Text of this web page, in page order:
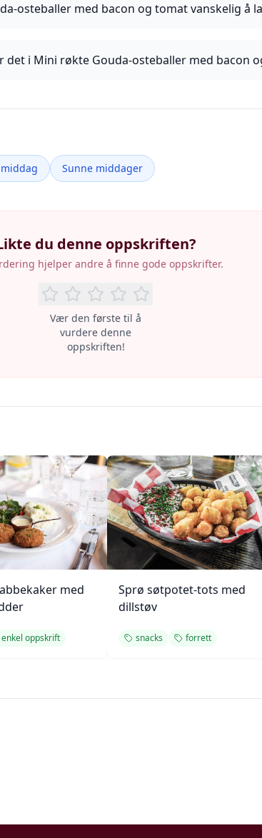
osteballer med bacon og tomat vanskelig å
det i Mini røkte Gouda-osteballer med bacon
Sunne middager
du denne oppskriften?
hjelper andre å finne gode oppskrifter.
Vær den første til å
vurdere denne
oppskriften!
med
enkel oppskrift
Sprø søtpotet-tots med
dillstøv
snacks forrett